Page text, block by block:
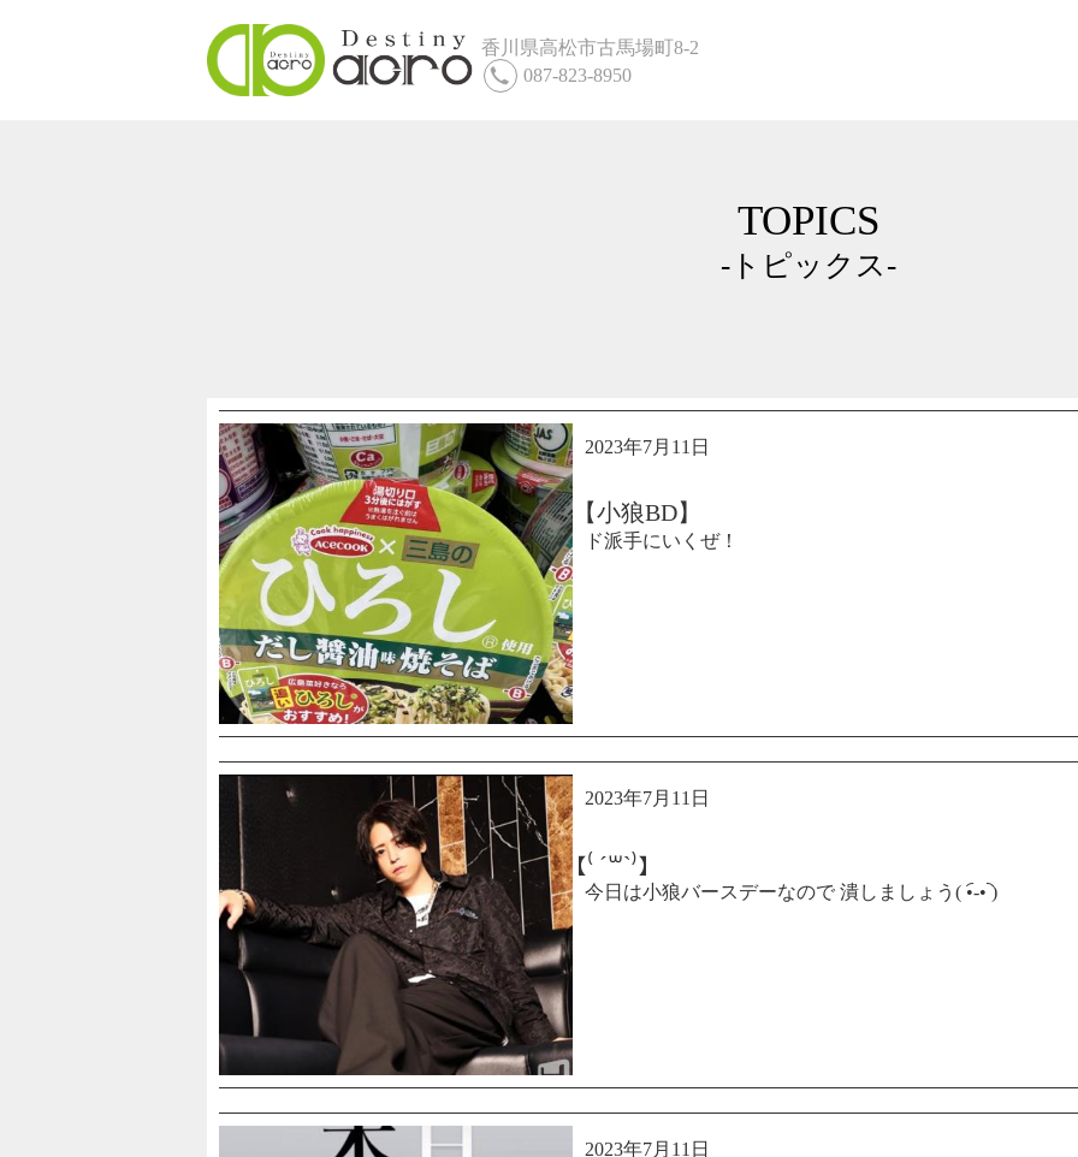
香川県高松市古馬場町8-2
087-823-8950
TOPICS
-トピックス-
2023年7月11日
【小狼BD】
ド派手にいくぜ！
2023年7月11日
【⁽ ´꒳`⁾】
今日は小狼バースデーなので 潰しましょう( •︠-•︡ )
2023年7月11日